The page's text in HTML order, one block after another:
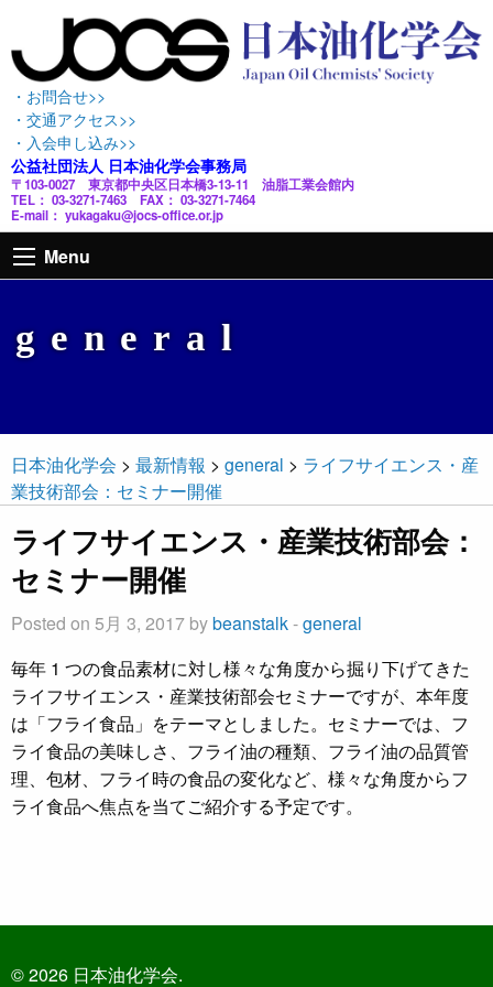
・お問合せ>>
・交通アクセス>>
・入会申し込み>>
公益社団法人 日本油化学会事務局
〒103-0027 東京都中央区日本橋3-13-11 油脂工業会館内
TEL： 03-3271-7463 FAX： 03-3271-7464
E-mail： yukagaku@jocs-office.or.jp
Menu
general
日本油化学会 > 最新情報 > general > ライフサイエンス・産
業技術部会：セミナー開催
ライフサイエンス・産業技術部会：
セミナー開催
Posted on 5月 3, 2017 bybeanstalk-general
毎年 1 つの食品素材に対し様々な角度から掘り下げてきた
ライフサイエンス・産業技術部会セミナーですが、本年度
は「フライ食品」をテーマとしました。セミナーでは、フ
ライ食品の美味しさ、フライ油の種類、フライ油の品質管
理、包材、フライ時の食品の変化など、様々な角度からフ
ライ食品へ焦点を当てご紹介する予定です。
© 2026 日本油化学会.